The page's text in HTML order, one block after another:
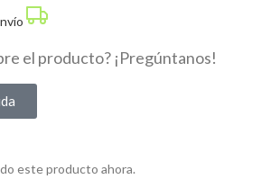
el producto? ¡Pregúntanos!
este producto ahora.